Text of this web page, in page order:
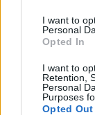
I want to
Personal
Opted In
I want to
Retention,
Personal
Purposes
Opted Out
Estonia
Estonia